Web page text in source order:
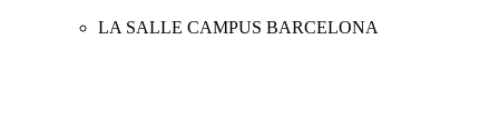
LA SALLE CAMPUS BARCELONA